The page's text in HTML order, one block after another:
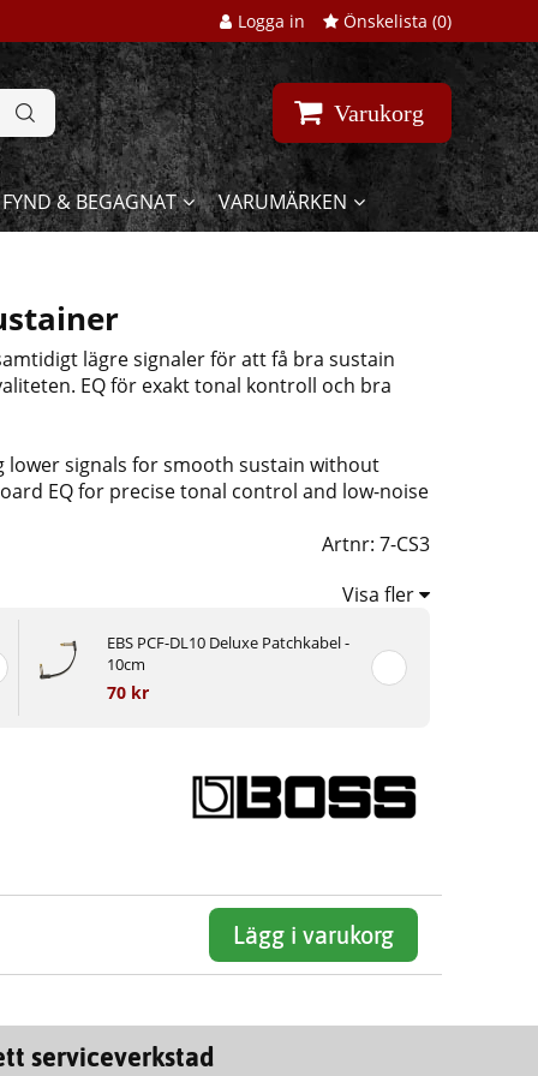
Logga in Önskelista (0)
Varukorg
FYND & BEGAGNAT VARUMÄRKEN
lägre signaler för att få bra sustain
EQ för exakt tonal kontroll och bra
lower signals for smooth sustain without
EQ for precise tonal control and low-noise
Artnr: 7-CS3
Visa fler
EBS PCF-DL10 Deluxe Patchkabel -
10cm
70 kr
Lägg i varukorg
serviceverkstad